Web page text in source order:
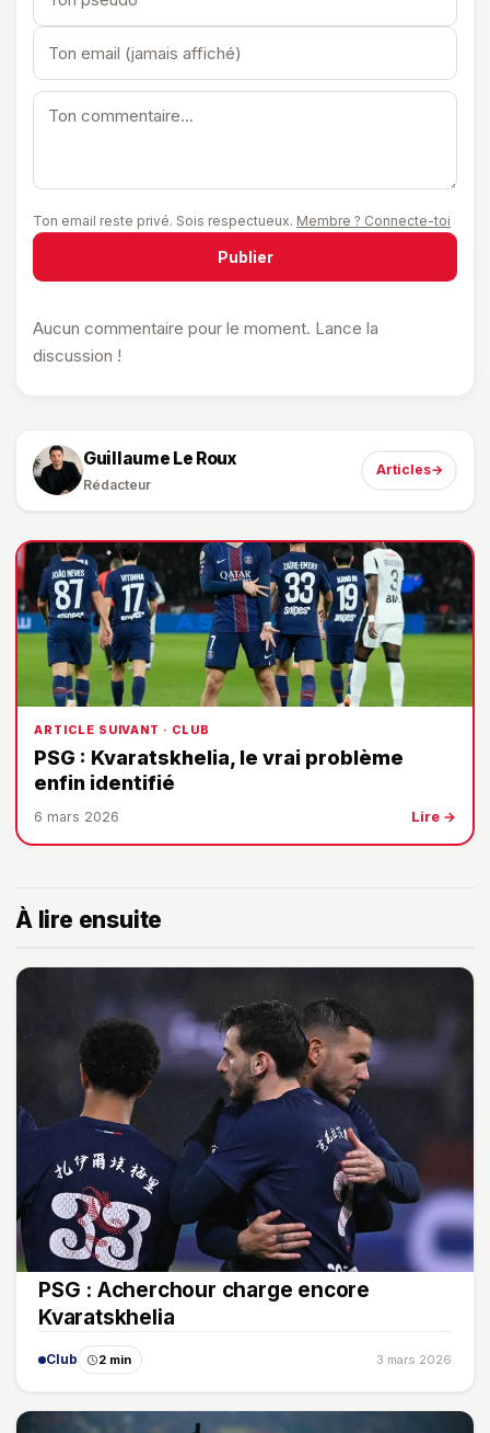
Ton email reste privé. Sois respectueux. Membre ? Connecte-toi
Publier
Aucun commentaire pour le moment. Lance la
discussion !
Guillaume Le Roux
Rédacteur
Articles→
ARTICLE SUIVANT · CLUB
PSG : Kvaratskhelia, le vrai problème
enfin identifié
6 mars 2026 Lire →
À lire ensuite
PSG : Acherchour charge encore
Kvaratskhelia
Club 2 min 3 mars 2026